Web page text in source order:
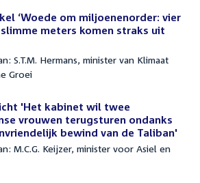
‘Woede om miljoenenorder: vier
meters komen straks uit
S.T.M. Hermans, minister van Klimaat
Groei
'Het kabinet wil twee
vrouwen terugsturen ondanks
bewind van de Taliban'
M.C.G. Keijzer, minister voor Asiel en